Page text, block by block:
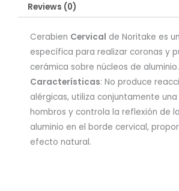
Reviews (0)
Cerabien Cervical de Noritake es
específica para realizar coronas y
cerámica sobre núcleos de aluminio.
Características: No produce
alérgicas, utiliza conjuntamente
hombros y controla la reflexión de
aluminio en el borde cervical,
efecto natural.